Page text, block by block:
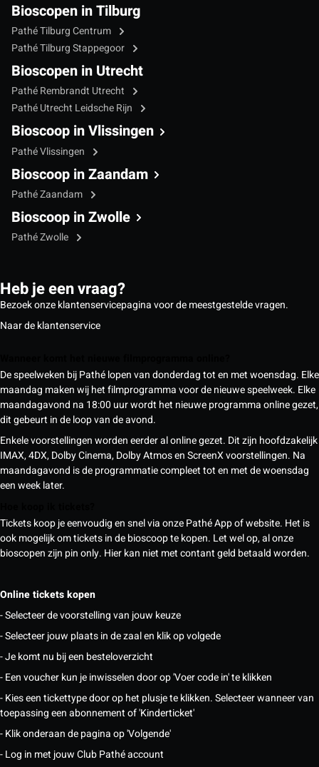
Bioscopen in Tilburg
Pathé Tilburg Centrum
Pathé Tilburg Stappegoor
Bioscopen in Utrecht
Pathé Rembrandt Utrecht
Pathé Utrecht Leidsche Rijn
Bioscoop in Vlissingen
Pathé Vlissingen
Bioscoop in Zaandam
Pathé Zaandam
Bioscoop in Zwolle
Pathé Zwolle
Heb je een vraag?
Bezoek onze klantenservicepagina voor de meestgestelde vragen.
Naar de klantenservice
De speelweken bij Pathé lopen van donderdag tot en met woensdag. Elke
maandag maken wij het filmprogramma voor de nieuwe speelweek. Elke
maandagavond na 18:00 uur wordt het nieuwe programma online gezet,
dit gebeurt in de loop van de avond.
Enkele voorstellingen worden eerder al online gezet. Dit zijn hoofdzakelijk
IMAX, 4DX, Dolby Cinema, Dolby Atmos en ScreenX voorstellingen. Na
maandagavond is de programmatie compleet tot en met de woensdag
een week later.
Tickets koop je eenvoudig en snel via onze Pathé App of website. Het is
ook mogelijk om tickets in de bioscoop te kopen. Let wel op, al onze
bioscopen zijn pin only. Hier kan niet met contant geld betaald worden.
Online tickets kopen
- Selecteer de voorstelling van jouw keuze
- Selecteer jouw plaats in de zaal en klik op volgede
- Je komt nu bij een besteloverzicht
- Een voucher kun je inwisselen door op 'Voer code in' te klikken
- Kies een tickettype door op het plusje te klikken. Selecteer wanneer van
toepassing een abonnement of 'Kinderticket'
- Klik onderaan de pagina op 'Volgende'
- Log in met jouw Club Pathé account